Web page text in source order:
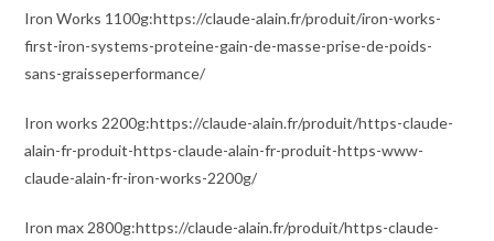
Iron Works 1100g:https://claude-alain.fr/produit/iron-works-
first-iron-systems-proteine-gain-de-masse-prise-de-poids-
sans-graisseperformance/
Iron works 2200g:https://claude-alain.fr/produit/https-claude-
alain-fr-produit-https-claude-alain-fr-produit-https-www-
claude-alain-fr-iron-works-2200g/
Iron max 2800g:https://claude-alain.fr/produit/https-claude-